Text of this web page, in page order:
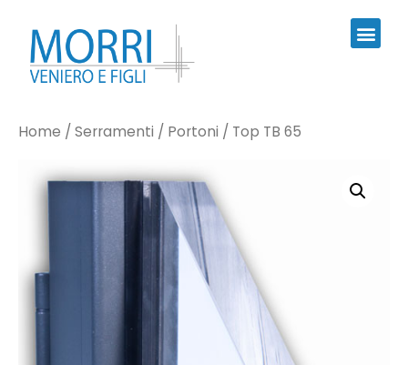
Home / Serramenti / Portoni / Top TB 65